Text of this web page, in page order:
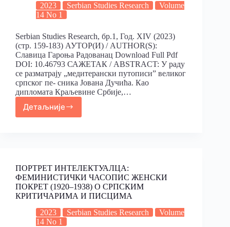
2023
Serbian Studies Research
Volume
14 No 1
Serbian Studies Research, бр.1, Год. XIV (2023)
(стр. 159-183) АУТОР(И) / AUTHOR(S):
Славица Гароња Радованац Download Full Pdf
DOI: 10.46793 САЖЕТАК / ABSTRACT: У раду
се разматрају „медитерански путописи” великог
српског пе- сника Јована Дучића. Као
дипломата Краљевине Србије,…
Детаљније
ПОРТРЕТ ИНТЕЛЕКТУАЛЦА:
ФЕМИНИСТИЧКИ ЧАСОПИС ЖЕНСКИ
ПОКРЕТ (1920–1938) О СРПСКИМ
КРИТИЧАРИМА И ПИСЦИМА
2023
Serbian Studies Research
Volume
14 No 1